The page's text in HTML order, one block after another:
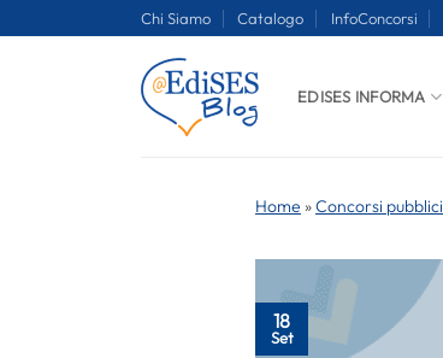
Chi Siamo Catalogo InfoConcorsi
EDISES INFORMA
Home »Concorsi pubblici
18
Set